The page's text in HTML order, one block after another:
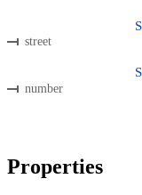
street
number
Properties